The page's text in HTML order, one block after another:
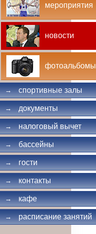
мероприятия
новости
фотоальбомы
→ спортивные залы
→ документы
→ налоговый вычет
→ бассейны
→ гости
→ контакты
→ кафе
→ расписание занятий